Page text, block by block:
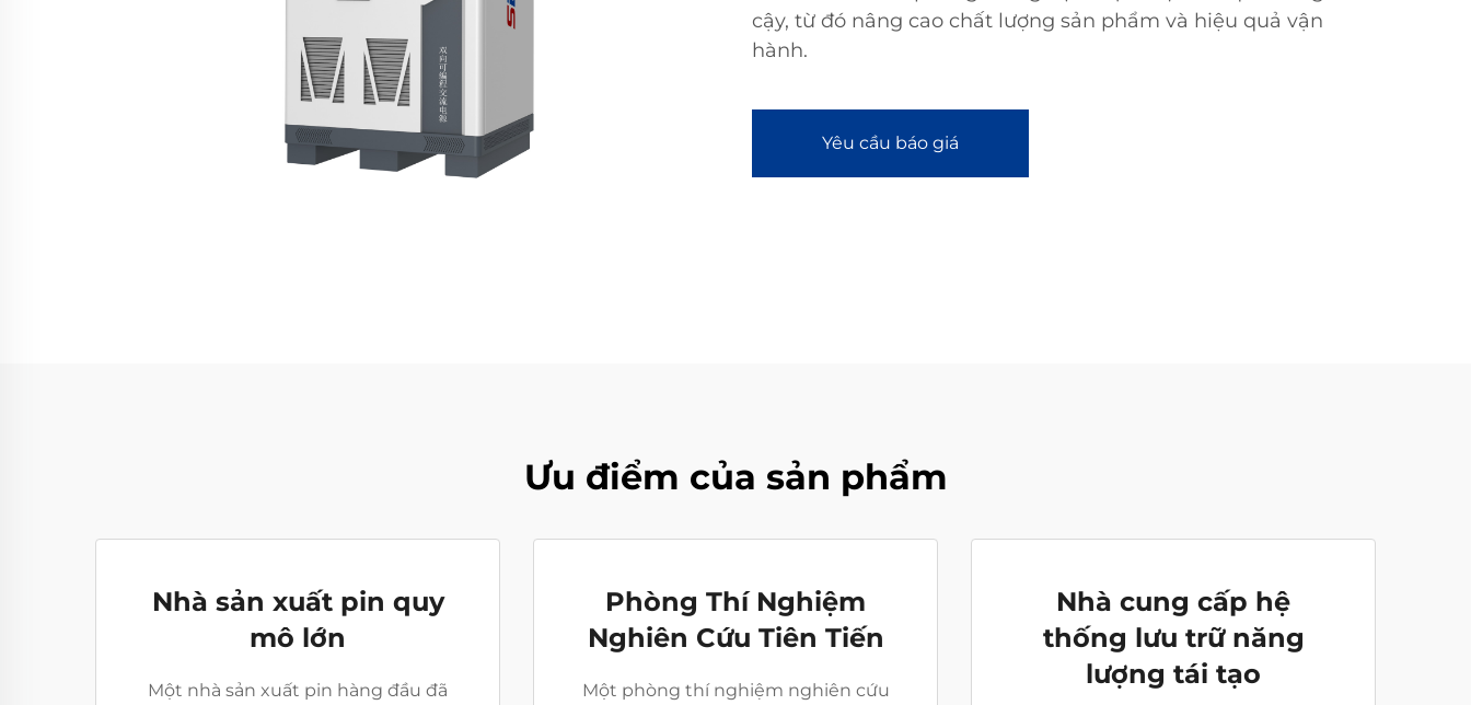
cậy, từ đó nâng cao chất lượng sản phẩm và hiệu quả vận
hành.
Yêu cầu báo giá
Ưu điểm của sản phẩm
Nhà sản xuất pin quy
mô lớn
Một nhà sản xuất pin hàng đầu đã
Phòng Thí Nghiệm
Nghiên Cứu Tiên Tiến
Một phòng thí nghiệm nghiên cứu
Nhà cung cấp hệ
thống lưu trữ năng
lượng tái tạo